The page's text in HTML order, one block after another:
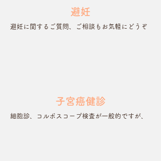
避妊
避妊に関するご質問 ​、ご相談もお気軽にどうぞ
子宮癌健診
細胞診、コルポスコープ検査が一般的ですが、